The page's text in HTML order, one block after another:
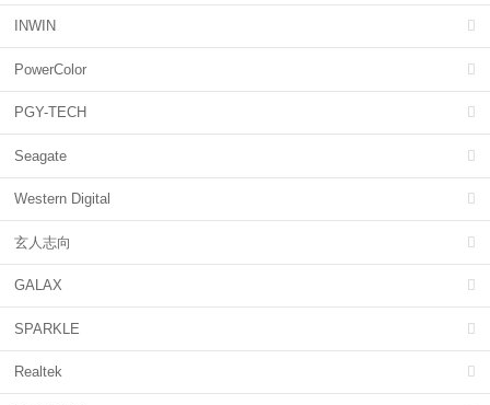
INWIN
PowerColor
PGY-TECH
Seagate
Western Digital
玄人志向
GALAX
SPARKLE
Realtek